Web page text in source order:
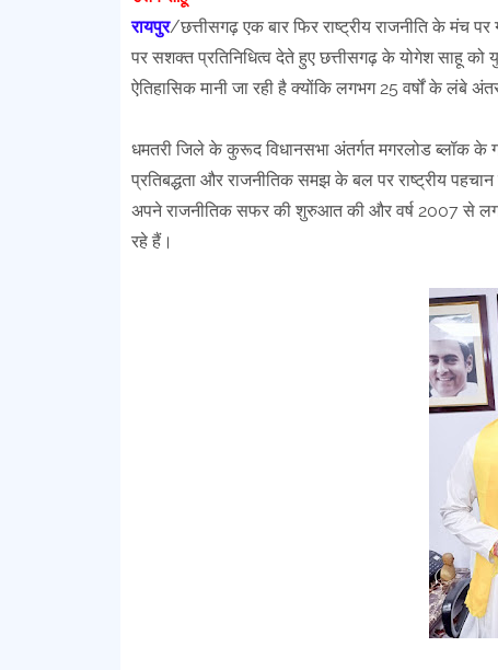
रायपुर/छत्तीसगढ़ एक बार फिर राष्ट्रीय राजनीति के मंच
पर सशक्त प्रतिनिधित्व देते हुए छत्तीसगढ़ के योगेश साहू को
ऐतिहासिक मानी जा रही है क्योंकि लगभग 25 वर्षों के लंबे
धमतरी जिले के कुरूद विधानसभा अंतर्गत मगरलोड ब्लॉक
प्रतिबद्धता और राजनीतिक समझ के बल पर राष्ट्रीय
अपने राजनीतिक सफर की शुरुआत की और वर्ष 2007 से
रहे हैं।